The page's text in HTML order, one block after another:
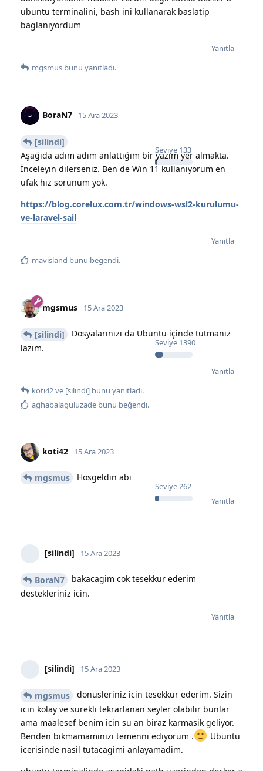
ubuntu terminalini, bash ini kullanarak baslatip
baglaniyordum
Yanıtla
mgsmus bunu yanıtladı.
BoraN7
Seviye 133
15 Ara 2023
[silindi]
Aşağıda adım adım anlattığım bir yazım yer almakta.
İnceleyin dilerseniz. Ben de Win 11 kullanıyorum en
ufak hız sorunum yok.
https://blog.corelux.com.tr/windows-wsl2-kurulumu-
ve-laravel-sail
Yanıtla
mavisland bunu beğendi.
mgsmus
Seviye 1390
15 Ara 2023
[silindi]
Dosyalarınızı da Ubuntu içinde tutmanız
lazım.
Yanıtla
koti42ve [silindi] bunu yanıtladı.
aghabalaguluzade bunu beğendi.
koti42
Seviye262
15 Ara 2023
mgsmus Hosgeldin abi
Yanıtla
[silindi] 15 Ara 2023
BoraN7
bakacagim cok tesekkur ederim
destekleriniz icin.
Yanıtla
[silindi] 15 Ara 2023
mgsmus
donusleriniz icin tesekkur ederim. Sizin
icin kolay ve surekli tekrarlanan seyler olabilir bunlar
ama maalesef benim icin su an biraz karmasik geliyor.
Benden bikmamaminizi temenni ediyorum .
Ubuntu
icerisinde nasil tutacagimi anlayamadim.